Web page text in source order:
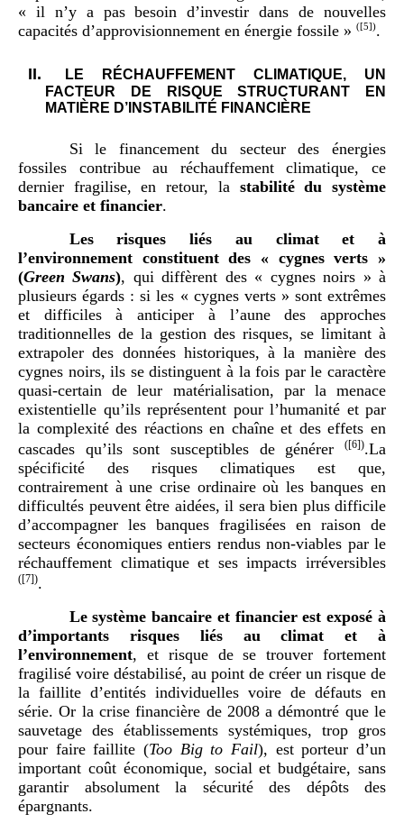
« il n’y a pas besoin d’investir dans de nouvelles
capacités d’approvisionnement en énergie fossile » ([5]).
II.
LE RÉCHAUFFEMENT CLIMATIQUE, UN
FACTEUR DE RISQUE STRUCTURANT EN
MATIÈRE D’INSTABILITÉ FINANCIÈRE
Si le financement du secteur des énergies
fossiles contribue au réchauffement climatique, ce
dernier fragilise, en retour, la stabilité du système
bancaire et financier.
Les risques liés au climat et à
l’environnement constituent des « cygnes verts »
(Green Swans), qui diffèrent des « cygnes noirs » à
plusieurs égards : si les « cygnes verts » sont extrêmes
et difficiles à anticiper à l’aune des approches
traditionnelles de la gestion des risques, se limitant à
extrapoler des données historiques, à la manière des
cygnes noirs, ils se distinguent à la fois par le caractère
quasi‑certain de leur matérialisation, par la menace
existentielle qu’ils représentent pour l’humanité et par
la complexité des réactions en chaîne et des effets en
cascades qu’ils sont susceptibles de générer
([6]).La
spécificité des risques climatiques est que,
contrairement à une crise ordinaire où les banques en
difficultés peuvent être aidées, il sera bien plus difficile
d’accompagner les banques fragilisées en raison de
secteurs économiques entiers rendus non-viables par le
réchauffement climatique et ses impacts irréversibles
([7]).
Le système bancaire et financier est exposé à
d’importants risques liés au climat et à
l’environnement, et risque de se trouver fortement
fragilisé voire déstabilisé, au point de créer un risque de
la faillite d’entités individuelles voire de défauts en
série. Or la crise financière de 2008 a démontré que le
sauvetage des établissements systémiques, trop gros
pour faire faillite (Too Big to Fail), est porteur d’un
important coût économique, social et budgétaire, sans
garantir absolument la sécurité des dépôts des
épargnants.